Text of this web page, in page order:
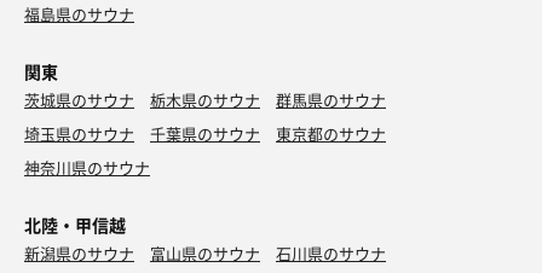
福島県のサウナ
関東
茨城県のサウナ 栃木県のサウナ
群馬県のサウナ
埼玉県のサウナ
千葉県のサウナ
東京都のサウナ
神奈川県のサウナ
北陸・甲信越
新潟県のサウナ 富山県のサウナ
石川県のサウナ